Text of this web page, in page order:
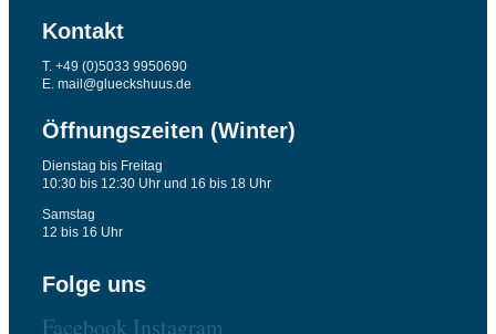
Kontakt
T. +49 (0)5033 9950690
E. mail@glueckshuus.de
Öffnungszeiten (Winter)
Dienstag bis Freitag
10:30 bis 12:30 Uhr und 16 bis 18 Uhr
Samstag
12 bis 16 Uhr
Folge uns
Facebook Instagram